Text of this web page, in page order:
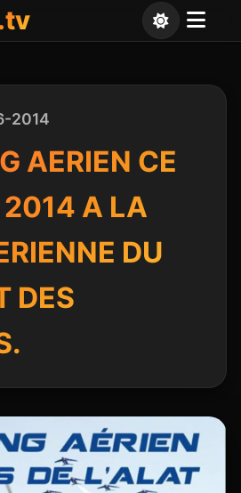
2014
AERIEN CE
A LA
DU
DES
cookies